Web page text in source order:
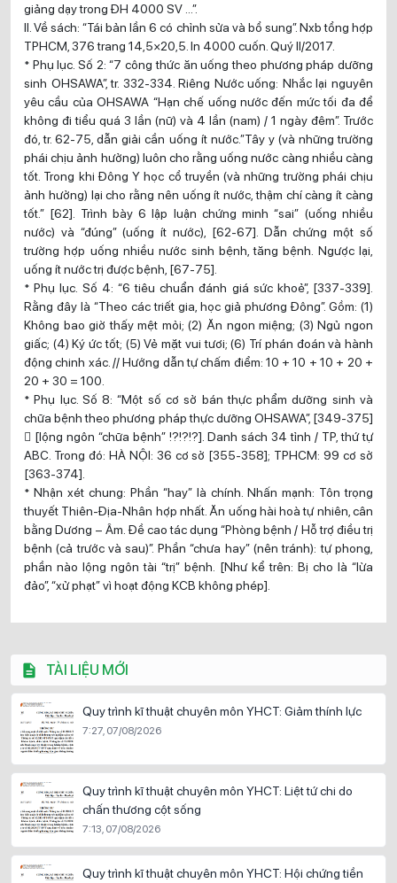
TÀI LIỆU MỚI
Quy trình kĩ thuật chuyên môn YHCT: Giảm thính lực
7:27, 07/08/2026
Quy trình kĩ thuật chuyên môn YHCT: Liệt tứ chi do
chấn thương cột sống
7:13, 07/08/2026
Quy trình kĩ thuật chuyên môn YHCT: Hội chứng tiền
giảng dạy trong ĐH 4000 SV …”.
II. Về sách: “Tái bản lần 6 có chỉnh sửa và bổ sung”. Nxb tổng hợp
TPHCM, 376 trang 14,5×20,5. In 4000 cuốn. Quý II/2017.
* Phụ lục. Số 2: “7 công thức ăn uống theo phương pháp dưỡng
sinh OHSAWA”, tr. 332-334. Riêng Nước uống: Nhắc lại nguyên
yêu cầu của OHSAWA “Hạn chế uống nước đến mức tối đa để
không đi tiểu quá 3 lần (nữ) và 4 lần (nam) / 1 ngày đêm”. Trước
đó, tr. 62-75, dẫn giải cần uống ít nước.”Tây y (và những trường
phái chịu ảnh hưởng) luôn cho rằng uống nước càng nhiều càng
tốt. Trong khi Đông Y học cổ truyền (và những trường phái chịu
ảnh hưởng) lại cho rằng nên uống ít nước, thậm chí càng ít càng
tốt.” [62]. Trình bày 6 lập luận chứng minh “sai” (uống nhiều
nước) và “đúng” (uống ít nước), [62-67]. Dẫn chứng một số
trường hợp uống nhiều nước sinh bệnh, tăng bệnh. Ngược lại,
uống ít nước trị được bệnh, [67-75].
* Phụ lục. Số 4: “6 tiêu chuẩn đánh giá sức khoẻ”, [337-339].
Rằng đây là “Theo các triết gia, học giả phương Đông”. Gồm: (1)
Không bao giờ thấy mệt mỏi; (2) Ăn ngon miệng; (3) Ngủ ngon
giấc; (4) Ký ức tốt; (5) Vẻ mặt vui tươi; (6) Trí phán đoán và hành
động chinh xác. // Hướng dẫn tự chấm điểm: 10 + 10 + 10 + 20 +
20 + 30 = 100.
* Phụ lục. Số 8: “Một số cơ sở bán thực phẩm dưỡng sinh và
chữa bệnh theo phương pháp thực dưỡng OHSAWA”, [349-375]
 [lộng ngôn “chữa bệnh” !?!?!?]. Danh sách 34 tỉnh / TP, thứ tự
ABC. Trong đó: HÀ NỘI: 36 cơ sở [355-358]; TPHCM: 99 cơ sở
[363-374].
* Nhận xét chung: Phần “hay” là chính. Nhấn mạnh: Tôn trọng
thuyết Thiên-Địa-Nhân hợp nhất. Ăn uống hài hoà tự nhiên, cân
bằng Dương – Âm. Đề cao tác dụng “Phòng bệnh / Hỗ trợ điều trị
bệnh (cả trước và sau)”. Phần “chưa hay” (nên tránh): tự phong,
phần nào lộng ngôn tài “trị” bệnh. [Như kể trên: Bị cho là “lừa
đảo”, “xử phạt” vì hoạt động KCB không phép].